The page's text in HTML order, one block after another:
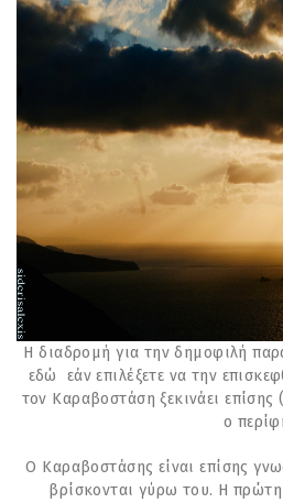
Η διαδρομή για την δημοφιλή
εδώ εάν επιλέξετε να την
τον Καραβοστάση ξεκινάει επίσης
ο
Ο Καραβοστάσης είναι επίσης
βρίσκονται γύρω του. Η πρώτη